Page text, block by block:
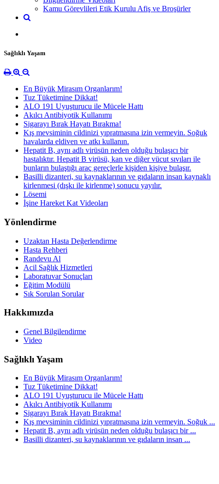
Kamu Görevlileri Etik Kurulu Afiş ve Broşürler
Sağlıklı Yaşam
En Büyük Mirasım Organlarım!
Tuz Tüketimine Dikkat!
ALO 191 Uyuşturucu ile Mücele Hattı
Akılcı Antibiyotik Kullanımı
Sigarayı Bırak Hayatı Bırakma!
Kış mevsiminin cildinizi yıpratmasına izin vermeyin. Soğuk
havalarda eldiven ve atkı kullanın.
Hepatit B, aynı adlı virüsün neden olduğu bulaşıcı bir
hastalıktır. Hepatit B virüsü, kan ve diğer vücut sıvıları ile
bunların bulaştığı araç gereçlerle kişiden kişiye bulaşır.
Basilli dizanteri, su kaynaklarının ve gıdaların insan kaynaklı
kirlenmesi (dışkı ile kirlenme) sonucu yayılır.
Lösemi
İşine Hareket Kat Videoları
Yönlendirme
Uzaktan Hasta Değerlendirme
Hasta Rehberi
Randevu Al
Acil Sağlık Hizmetleri
Laboratuvar Sonuçları
Eğitim Modülü
Sık Sorulan Sorular
Hakkımızda
Genel Bilgilendirme
Video
Sağlıklı Yaşam
En Büyük Mirasım Organlarım!
Tuz Tüketimine Dikkat!
ALO 191 Uyuşturucu ile Mücele Hattı
Akılcı Antibiyotik Kullanımı
Sigarayı Bırak Hayatı Bırakma!
Kış mevsiminin cildinizi yıpratmasına izin vermeyin. Soğuk ...
Hepatit B, aynı adlı virüsün neden olduğu bulaşıcı bir ...
Basilli dizanteri, su kaynaklarının ve gıdaların insan ...